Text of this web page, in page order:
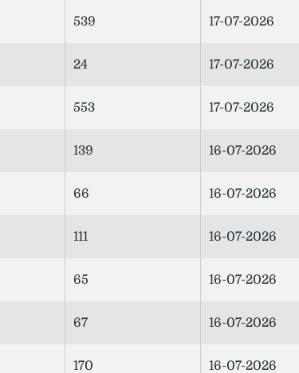
539 17-07-2026
24 17-07-2026
553 17-07-2026
139 16-07-2026
66 16-07-2026
111 16-07-2026
65 16-07-2026
67 16-07-2026
170 16-07-2026